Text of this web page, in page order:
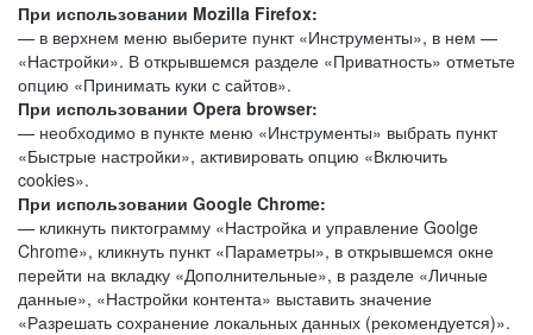
При использовании Mozilla Firefox:
— в верхнем меню выберите пункт «Инструменты», в нем —
«Настройки». В открывшемся разделе «Приватность» отметьте
опцию «Принимать куки с сайтов».
При использовании Opera browser:
— необходимо в пункте меню «Инструменты» выбрать пункт
«Быстрые настройки», активировать опцию «Включить
cookies».
При использовании Google Chrome:
— кликнуть пиктограмму «Настройка и управление Goolge
Chrome», кликнуть пункт «Параметры», в открывшемся окне
перейти на вкладку «Дополнительные», в разделе «Личные
данные», «Настройки контента» выставить значение
«Разрешать сохранение локальных данных (рекомендуется)».